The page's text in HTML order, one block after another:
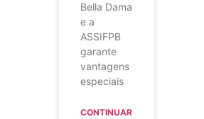
Bella Dama
e a
ASSIFPB
garante
vantagens
especiais
CONTINUAR